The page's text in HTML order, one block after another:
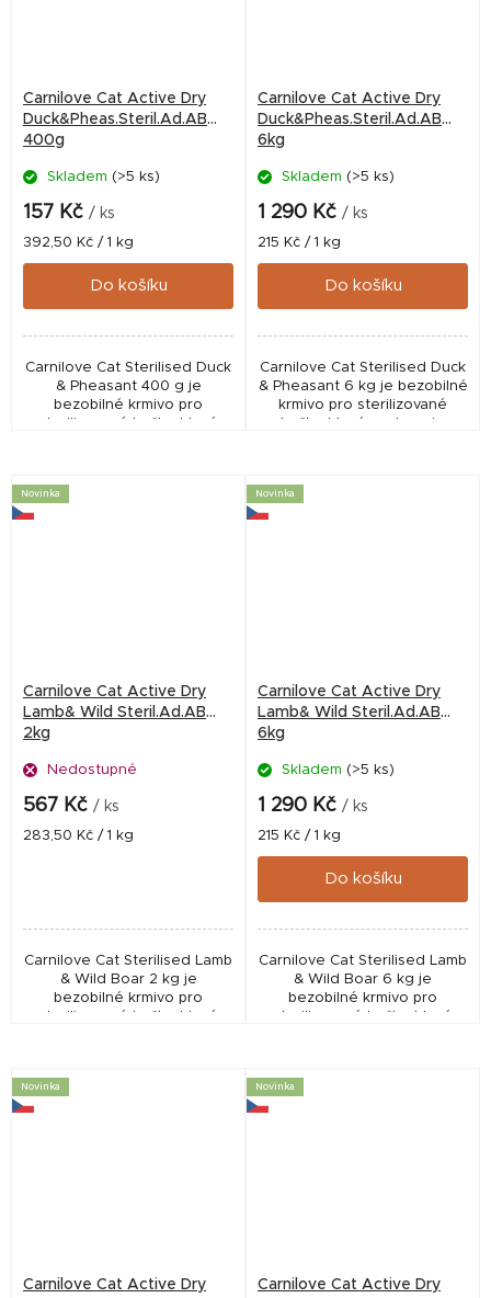
Carnilove Cat Active Dry
Duck&Pheas.Steril.Ad.AB
400g
Skladem (>5 ks)
157 Kč / ks
Měrná
cena:
392,50 Kč / 1 kg
Do košíku
Carnilove Cat Sterilised Duck
& Pheasant 400 g je
bezobilné krmivo pro
sterilizované kočky, které
Carnilove Cat Active Dry
Duck&Pheas.Steril.Ad.AB
6kg
Skladem (>5 ks)
1 290 Kč / ks
Měrná
cena:
215 Kč / 1 kg
Do košíku
Carnilove Cat Sterilised Duck
& Pheasant 6 kg je bezobilné
krmivo pro sterilizované
kočky, které podporuje
Novinka
Carnilove Cat Active Dry
Lamb& Wild Steril.Ad.AB
2kg
Nedostupné
567 Kč / ks
Měrná
283,50 Kč / 1 kg
Carnilove Cat Sterilised Lamb
& Wild Boar 2 kg je
bezobilné krmivo pro
sterilizované kočky, které
Novinka
Carnilove Cat Active Dry
Lamb& Wild Steril.Ad.AB
6kg
Skladem (>5 ks)
1 290 Kč / ks
Měrná
cena:
215 Kč / 1 kg
Do košíku
Carnilove Cat Sterilised Lamb
& Wild Boar 6 kg je
bezobilné krmivo pro
sterilizované kočky, které
Novinka
Carnilove Cat Active Dry
Novinka
Carnilove Cat Active Dry